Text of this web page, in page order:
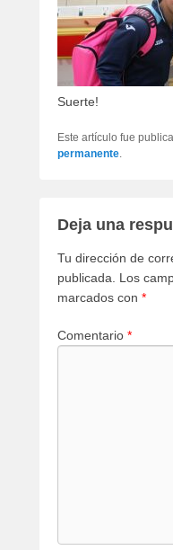
Suerte!
Este artículo fue
permanente
Deja una
Tu dirección de
publicada.
Los
marcados con *
Comentario *